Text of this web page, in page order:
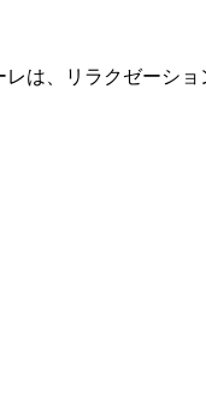
は、リラクゼー